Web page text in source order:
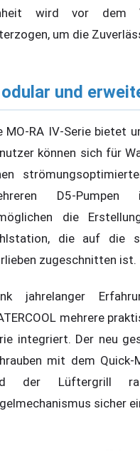
wird vor dem
um die
und
MO-RA IV-Serie bietet
können sich für
D5-Pumpen
die
die auf die
zugeschnitten ist.
jahrelanger
mehrere
integriert. Der neu
mit dem
der Lüftergrill
sicher